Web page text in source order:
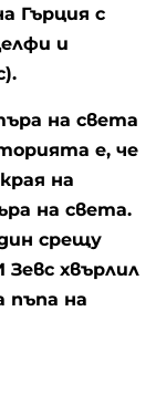
Гърция с
и
на света
е, че
на
на света.
срещу
хвърлил
пъпа на